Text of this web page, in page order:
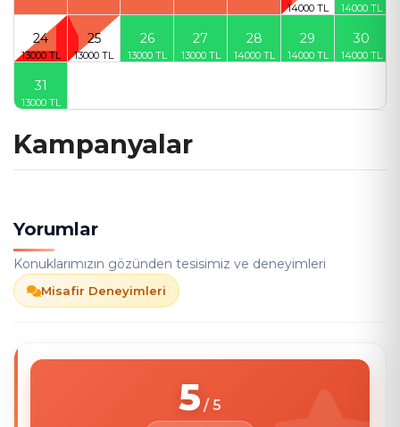
24 25 26 27 28 29 30
31
Kampanyalar
Yorumlar
Konuklarımızın gözünden tesisimiz ve deneyimleri
Misafir Deneyimleri
5